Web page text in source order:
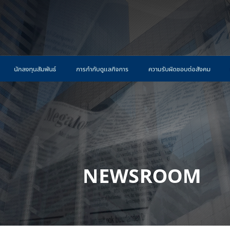
นักลงทุนสัมพันธ์ การกำกับดูแลกิจการ ความรับผิดชอบต่อสังคม
NEWSROOM